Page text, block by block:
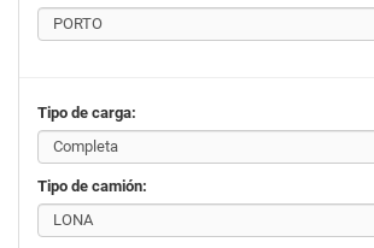
Tipo de carga:
Tipo de camión: